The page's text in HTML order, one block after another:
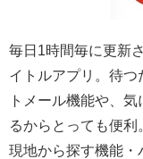
毎日1時間毎に更新
イトルアプリ。待つ
トメール機能や、
るからとっても便利
現地から探す機能・